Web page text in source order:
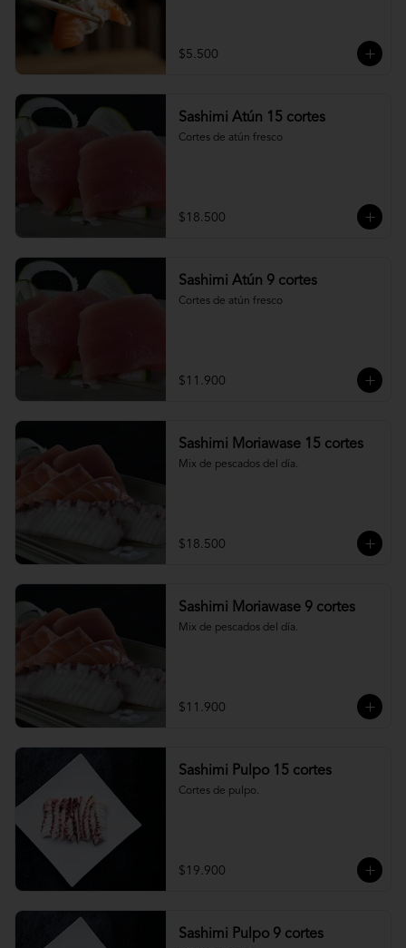
$5.500
Sashimi Atún 15 cortes
Cortes de atún fresco
$18.500
Sashimi Atún 9 cortes
Cortes de atún fresco
$11.900
Sashimi Moriawase 15 cortes
Mix de pescados del día.
$18.500
Sashimi Moriawase 9 cortes
Mix de pescados del día.
$11.900
Sashimi Pulpo 15 cortes
Cortes de pulpo.
$19.900
Sashimi Pulpo 9 cortes